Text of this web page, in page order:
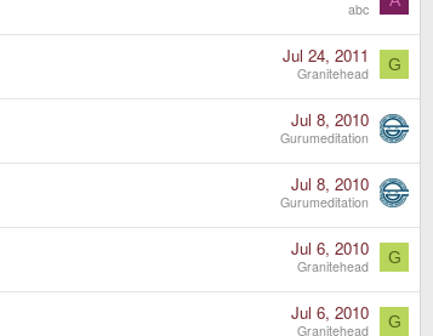
abc
Jul 24, 2011
Granitehead G
Jul 8, 2010
Gurumeditation
Jul 8, 2010
Gurumeditation
Jul 6, 2010
Granitehead G
Jul 6, 2010
Granitehead G